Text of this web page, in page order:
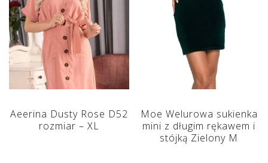
Aeerina Dusty Rose D52
rozmiar – XL
Moe Welurowa sukienka
mini z długim rękawem i
stójką Zielony M